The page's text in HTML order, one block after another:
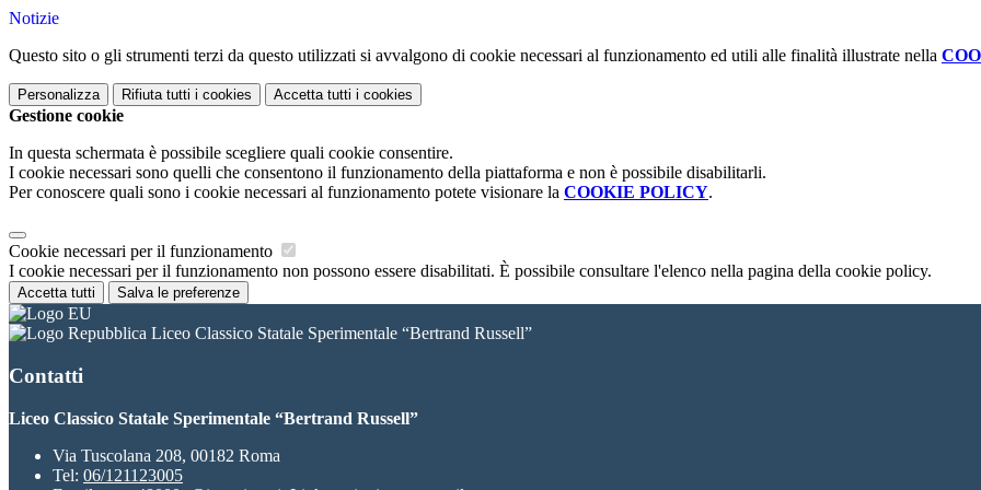
Notizie
Questo sito o gli strumenti terzi da questo utilizzati si avvalgono di cookie necessari al funzionamento ed utili alle finalità illustrate nella
Personalizza Rifiuta tutti i cookies Accetta tutti i cookies
Gestione cookie
In questa schermata è possibile scegliere quali cookie consentire.
I cookie necessari sono quelli che consentono il funzionamento della piattaforma e non è possibile disabilitarli.
Per conoscere quali sono i cookie necessari al funzionamento potete visionare la COOKIE POLICY.
Cookie necessari per il funzionamento
I cookie necessari per il funzionamento non possono essere disabilitati. È possibile consultare l'elenco nella pagina della cookie policy.
Accetta tutti Salva le preferenze
Liceo Classico Statale Sperimentale “Bertrand Russell”
Contatti
Liceo Classico Statale Sperimentale “Bertrand Russell”
Via Tuscolana 208, 00182 Roma
Tel: 06/121123005